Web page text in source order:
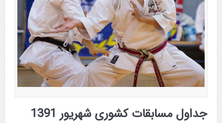
جداول مسابقات کشوری شهریور 1391